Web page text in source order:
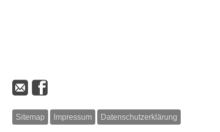
Sitemap Impressum Datenschutzerklärung